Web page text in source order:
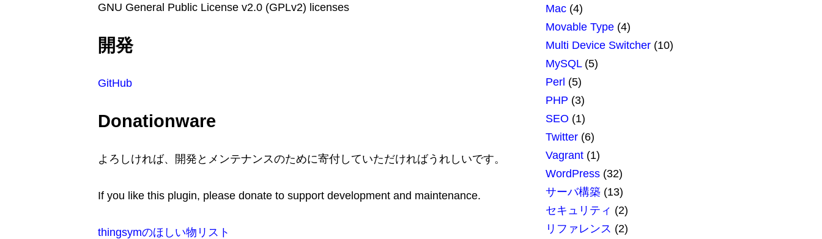
GNU General Public License v2.0 (GPLv2) licenses
開発
GitHub
Donationware
よろしければ、開発とメンテナンスのために寄付していただければうれしいです。
If you like this plugin, please donate to support development and maintenance.
thingsymのほしい物リスト
Mac (4)
Movable Type (4)
Multi Device Switcher (10)
MySQL(5)
Perl (5)
PHP (3)
SEO (1)
Twitter (6)
Vagrant (1)
WordPress (32)
サーバ構築 (13)
セキュリティ (2)
リファレンス (2)